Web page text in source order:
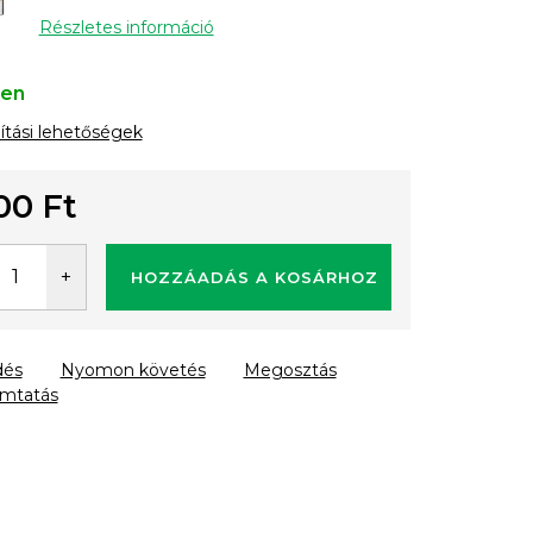
Részletes információ
lehetőségek
Ft
HOZZÁADÁS A KOSÁRHOZ
Nyomon követés Megosztás